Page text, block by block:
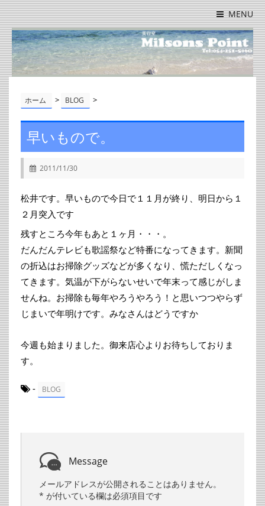
MENU
ホーム > BLOG >
早いもので。
2011/11/30
松井です。早いもので今日で１１月が終り、明日から１
２月突入です
残すところ今年もあと１ヶ月・・・。
だんだんテレビも歌謡祭など特番になってきます。新聞
の折込はお掃除グッズなどが多くなり、慌ただしくなっ
てきます。気温が下がらないせいで年末って感じがしま
せんね。お掃除も毎年やろうやろう！と思いつつやらず
じまいで年明けです。みなさんはどうですか
今週も始まりました。御来店心よりお待ちしておりま
す。
- BLOG
Message
メールアドレスが公開されることはありません。
* が付いている欄は必須項目です